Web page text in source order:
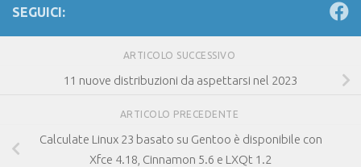
SEGUICI:
ARTICOLO SUCCESSIVO
11 nuove distribuzioni da aspettarsi nel 2023
ARTICOLO PRECEDENTE
Calculate Linux 23 basato su Gentoo è disponibile con
Xfce 4.18, Cinnamon 5.6 e LXQt 1.2